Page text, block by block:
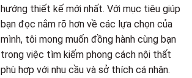
hướng thiết kế mới nhất. Với mục tiêu giúp
bạn đọc nắm rõ hơn về các lựa chọn của
mình, tôi mong muốn đồng hành cùng bạn
trong việc tìm kiếm phong cách nội thất
phù hợp với nhu cầu và sở thích cá nhân.